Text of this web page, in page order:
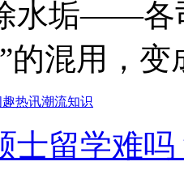
水垢——各
的混用，
趣热讯潮流知识
士留学难吗